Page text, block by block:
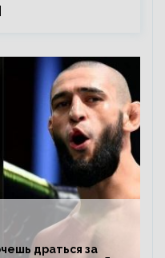
драться за